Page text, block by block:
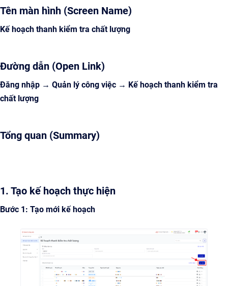
Tên màn hình (Screen Name)
Kế hoạch thanh kiểm tra chất lượng
Đường dẫn (Open Link)
Đăng nhập → Quản lý công việc → Kế hoạch thanh kiểm tra
chất lượng
Tổng quan (Summary)
1. Tạo kế hoạch thực hiện
Bước 1: Tạo mới kế hoạch